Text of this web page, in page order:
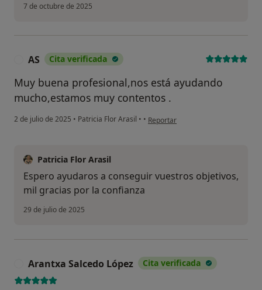
7 de octubre de 2025
AS Cita verificada
Muy buena profesional,nos está ayudando
mucho,estamos muy contentos .
2 de julio de 2025 • Patricia Flor Arasil • • en opinión del usuario AS
Reportar
Patricia Flor Arasil
Espero ayudaros a conseguir vuestros objetivos,
mil gracias por la confianza
29 de julio de 2025
Arantxa Salcedo López Cita verificada